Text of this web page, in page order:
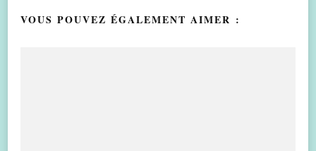
VOUS POUVEZ ÉGALEMENT AIMER :